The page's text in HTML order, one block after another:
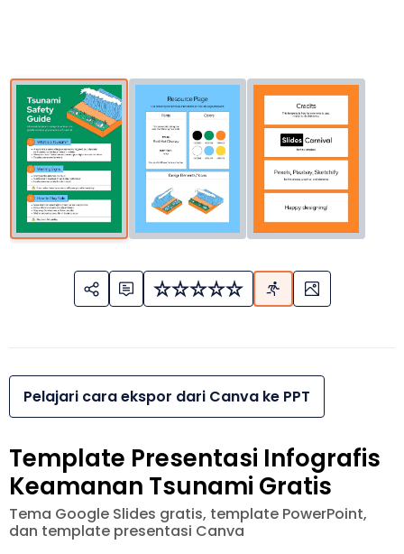
Pelajari cara ekspor dari Canva ke PPT
Template Presentasi Infografis
Keamanan Tsunami Gratis
Tema Google Slides gratis, template PowerPoint,
dan template presentasi Canva